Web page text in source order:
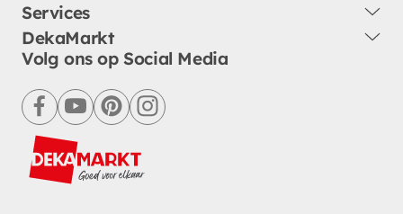
Services
DekaMarkt
Volg ons op Social Media
facebookyoutubepinterestinstagram